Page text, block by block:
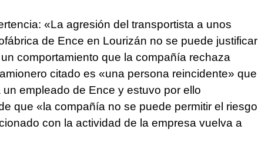
«La agresión del transportista a unos
de Ence en Lourizán no se puede justificar
comportamiento que la compañía rechaza
citado es «una persona reincidente» que
empleado de Ence y estuvo por ello
que «la compañía no se puede permitir el riesgo
con la actividad de la empresa vuelva a